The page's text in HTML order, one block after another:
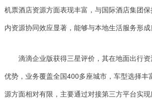
机票酒店资源方面表现丰富，与国际酒店集团
内资源协同效应显著，能够与本地生活服务形成
滴滴企业版获得三星评价，其在地面出行
优势，业务覆盖全国400多座城市，车型选择丰
源方面相对有限，主要通过对接第三方平台实现